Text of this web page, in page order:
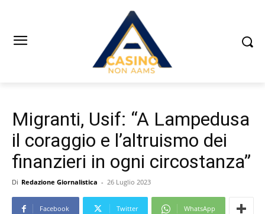
Migranti, Usif: “A Lampedusa
il coraggio e l’altruismo dei
finanzieri in ogni circostanza”
Di Redazione Giornalistica - 26 Luglio 2023
Facebook Twitter WhatsApp